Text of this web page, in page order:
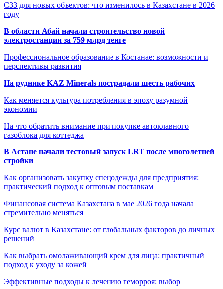
СЗЗ для новых объектов: что изменилось в Казахстане в 2026
году
В области Абай начали строительство новой
электростанции за 759 млрд тенге
Профессиональное образование в Костанае: возможности и
перспективы развития
На руднике KAZ Minerals пострадали шесть рабочих
Как меняется культура потребления в эпоху разумной
экономии
На что обратить внимание при покупке автоклавного
газоблока для коттеджа
В Астане начали тестовый запуск LRT после многолетней
стройки
Как организовать закупку спецодежды для предприятия:
практический подход к оптовым поставкам
Финансовая система Казахстана в мае 2026 года начала
стремительно меняться
Курс валют в Казахстане: от глобальных факторов до личных
решений
Как выбрать омолаживающий крем для лица: практичный
подход к уходу за кожей
Эффективные подходы к лечению геморроя: выбор